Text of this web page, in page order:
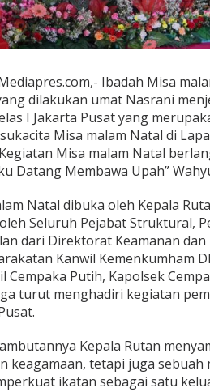
Ibadah Misa
dilakukan umat Nasrani
I Jakarta Pusat yang
Misa malam Natal di
Misa malam Natal
Datang Membawa Upah”
Natal dibuka oleh Kepala
Seluruh Pejabat Struktural,
dari Direktorat Keamanan
Kanwil Kemenkumham
Cempaka Putih, Kapolsek
turut menghadiri kegiatan
Kepala Rutan
keagamaan, tetapi juga
ikatan sebagai satu